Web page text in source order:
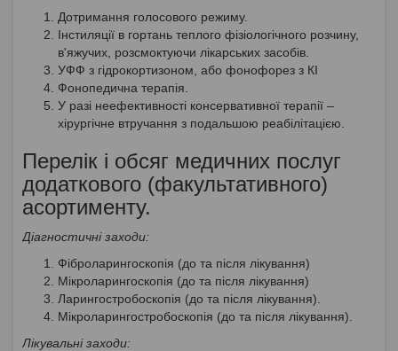
Дотримання голосового режиму.
Інстиляції в гортань теплого фізіологічного розчину,
в'яжучих, розсмоктуючи лікарських засобів.
УФФ з гідрокортизоном, або фонофорез з КІ
Фонопедична терапія.
У разі неефективності консервативної терапії –
хірургічне втручання з подальшою реабілітацією.
Перелік і обсяг медичних послуг
додаткового (факультативного)
асортименту.
Діагностичні заходи:
Фіброларингоскопія (до та після лікування)
Мікроларингоскопія (до та після лікування)
Ларингостробоскопія (до та після лікування).
Мікроларингостробоскопія (до та після лікування).
Лікувальні заходи: